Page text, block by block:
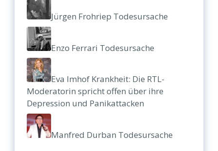
Jürgen Frohriep Todesursache
Enzo Ferrari Todesursache
Eva Imhof Krankheit: Die RTL-
Moderatorin spricht offen über ihre
Depression und Panikattacken
Manfred Durban Todesursache